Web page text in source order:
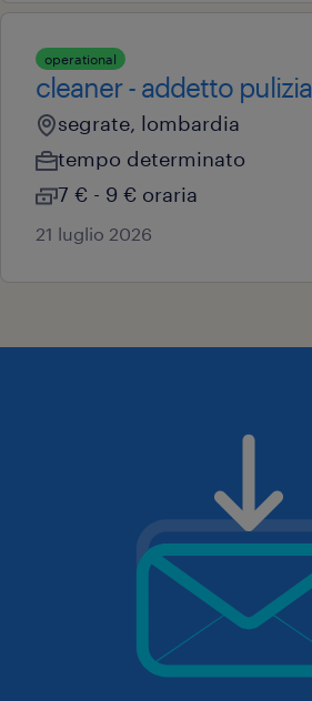
operational
cleaner - addetto pulizia
segrate, lombardia
tempo determinato
7 € - 9 € oraria
21 luglio 2026